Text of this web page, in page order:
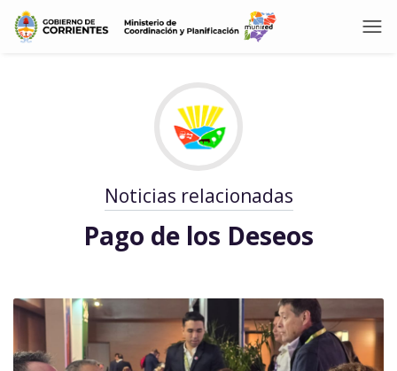
Noticias relacionadas
Pago de los Deseos